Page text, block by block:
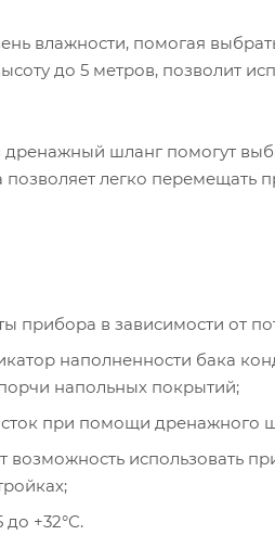
влажности, помогая
до 5 метров, позволит
дренажный шланг помогут
позволяет легко
прибора в зависимости от
наполненности бака
напольных покрытий;
сток при помощи дренажного
использовать
+32°С.